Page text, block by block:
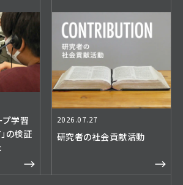
プ学習
の検証
2026.07.27
研究者の社会貢献活動